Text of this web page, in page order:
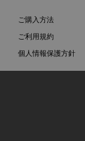
ご購入方法
ご利用規約
個人情報保護方針